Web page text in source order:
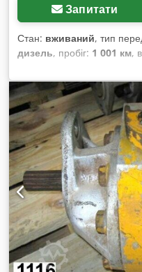
Запитати
Стан: вживаний, тип
дизель, пробіг: 1 001 км,